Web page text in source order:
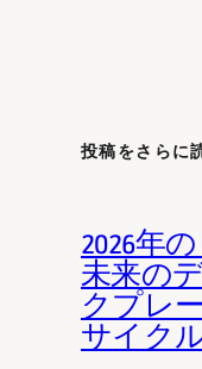
投稿をさらに
2026年
未来の
クプレ
サイク